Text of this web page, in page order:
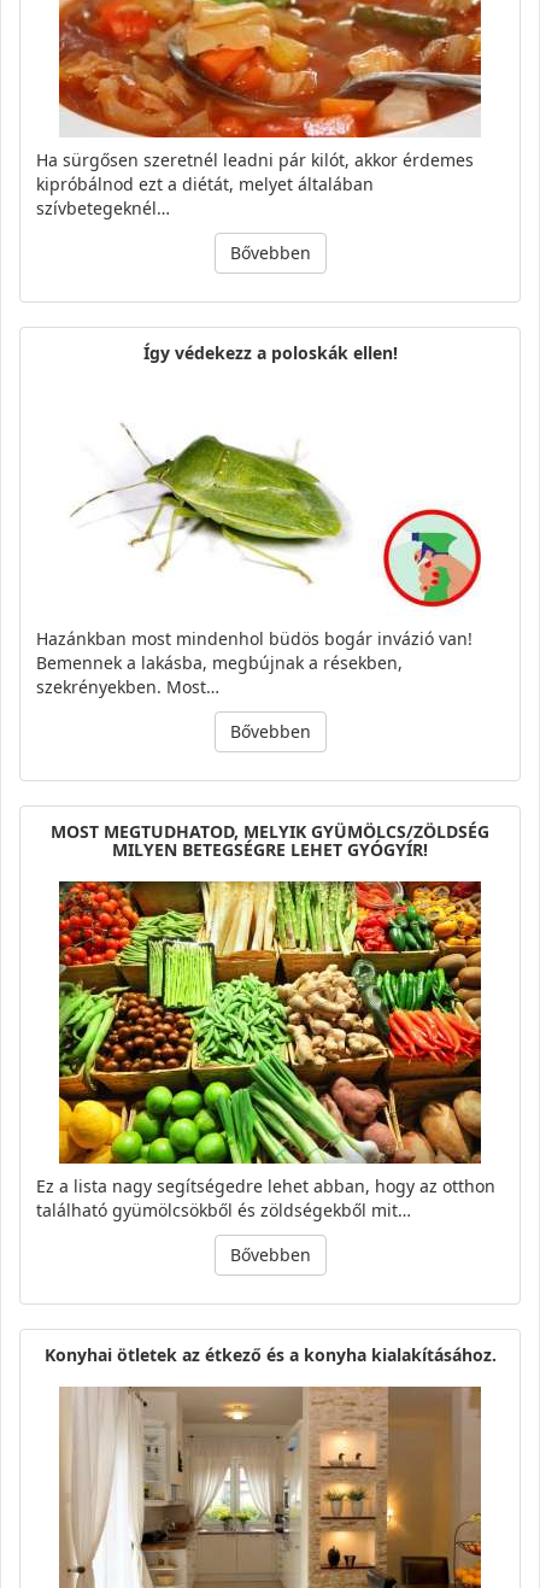
Ha sürgősen szeretnél leadni pár kilót, akkor érdemes
kipróbálnod ezt a diétát, melyet általában
szívbetegeknél…
Bővebben
Így védekezz a poloskák ellen!
Hazánkban most mindenhol büdös bogár invázió van!
Bemennek a lakásba, megbújnak a résekben,
szekrényekben. Most…
Bővebben
MOST MEGTUDHATOD, MELYIK GYÜMÖLCS/ZÖLDSÉG
MILYEN BETEGSÉGRE LEHET GYÓGYÍR!
Ez a lista nagy segítségedre lehet abban, hogy az otthon
található gyümölcsökből és zöldségekből mit…
Bővebben
Konyhai ötletek az étkező és a konyha kialakításához.